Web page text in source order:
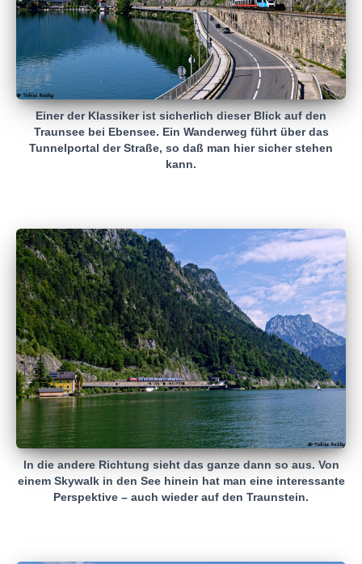
Einer der Klassiker ist sicherlich dieser Blick auf den
Traunsee bei Ebensee. Ein Wanderweg führt über das
Tunnelportal der Straße, so daß man hier sicher stehen
kann.
In die andere Richtung sieht das ganze dann so aus. Von
einem Skywalk in den See hinein hat man eine interessante
Perspektive – auch wieder auf den Traunstein.